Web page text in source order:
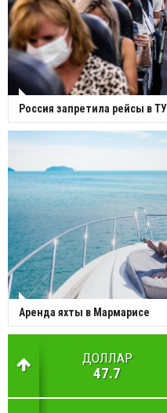
Россия запретила рейсы в
Аренда яхты в Мармарисе
ДОЛЛАР
47.7